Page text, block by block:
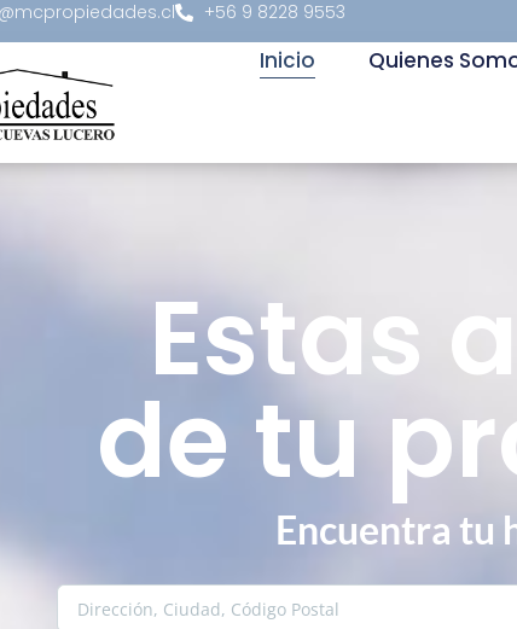
+56 9 8228 9553
Inicio Quienes
Estas
de tu
Encuentra tu